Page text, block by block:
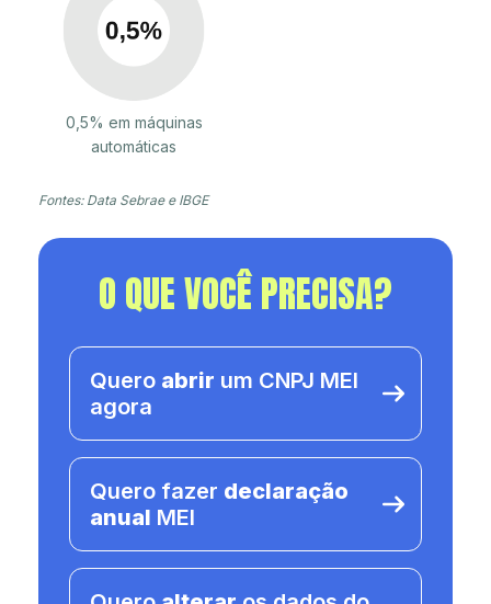
0,5% em máquinas
automáticas
Fontes: Data Sebrae e IBGE
O QUE VOCÊ PRECISA?
Quero abrir um CNPJ MEI
agora
Quero fazer declaração
anual MEI